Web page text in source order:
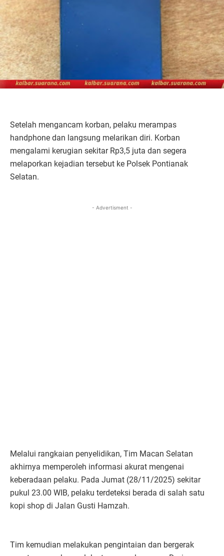
Setelah mengancam korban, pelaku merampas
handphone dan langsung melarikan diri. Korban
mengalami kerugian sekitar Rp3,5 juta dan segera
melaporkan kejadian tersebut ke Polsek Pontianak
Selatan.
- Advertisment -
Melalui rangkaian penyelidikan, Tim Macan Selatan
akhirnya memperoleh informasi akurat mengenai
keberadaan pelaku. Pada Jumat (28/11/2025) sekitar
pukul 23.00 WIB, pelaku terdeteksi berada di salah satu
kopi shop di Jalan Gusti Hamzah.
Tim kemudian melakukan pengintaian dan bergerak